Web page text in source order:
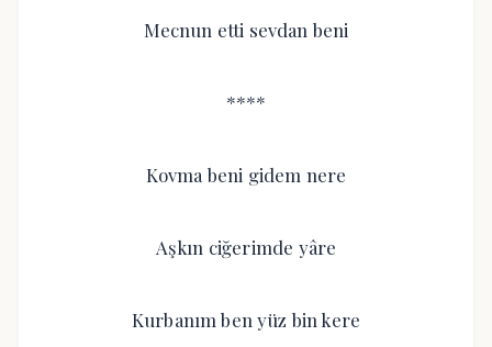
Mecnun etti sevdan beni
****
Kovma beni gidem nere
Aşkın ciğerimde yâre
Kurbanım ben yüz bin kere